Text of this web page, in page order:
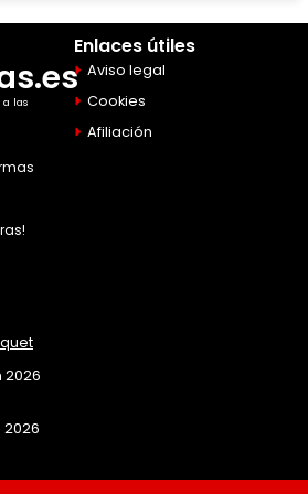
a las
Enlaces útiles
Aviso legal
Cookies
Afiliación
2026
2026